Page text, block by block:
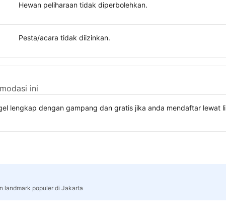
Hewan peliharaan tidak diperbolehkan.
Pesta/acara tidak diizinkan.
ini
lengkap dengan gampang dan gratis jika anda mendaftar lewat
landmark populer di Jakarta